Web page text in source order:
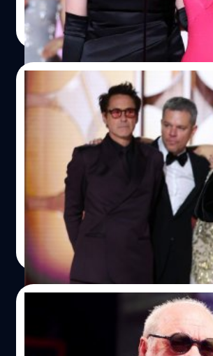
ประภาส อยู่เย็น | 939 days ago
Read More
08/01/2024
สรุปผลรางวัลลูกโลกทองคำ
‘Oppenheimer’ กวาด 5 ราง
‘Succession’ คว้าซีรีส์ดราม่
สรุปผลรางวัล Golden Globe Awards
เนียร์ (Robert Downey Jr.) คว้ารางวั
สมทบชายยอดเยี่ยม จาก ‘Oppenheimer’
ประภาส อยู่เย็น
Read More
มือเขียนบท ‘Taxi Driver’ มอ
Leonardo DiCaprio เล่นเป็น